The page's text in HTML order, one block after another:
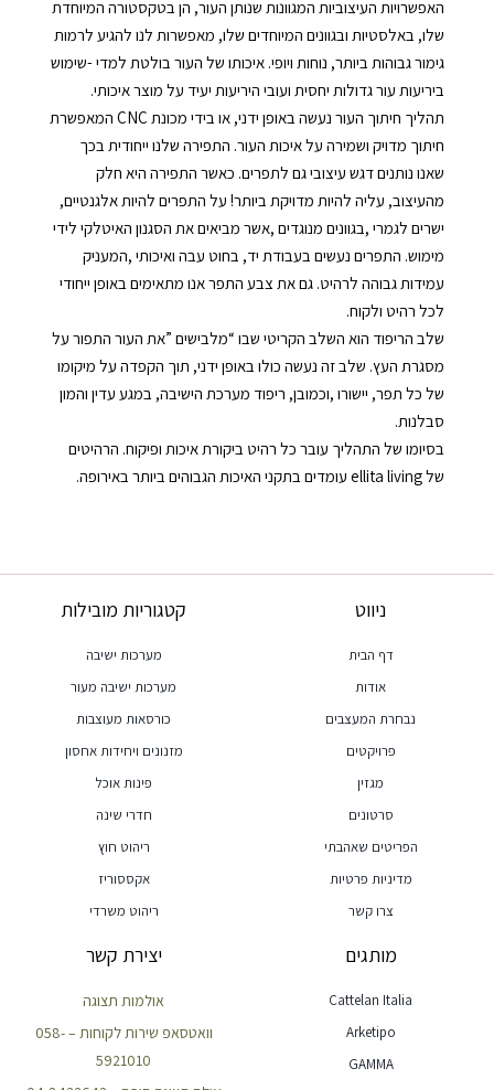
האפשרויות‭ ‬העיצוביות‭ ‬המגוונות‭ ‬שנותן‭ ‬העור‭,‬ הן‭ ‬בטקסטורה‭ ‬המיוחדת‭
‬שלו‭,‬ באלסטיות‭ ‬ובגוונים‭ ‬המיוחדים‭ ‬שלו‭,‬ מאפשרות‭ ‬לנו‭ ‬להגיע‭ ‬לרמות‭
‬גימור‭ ‬גבוהות‭ ‬ביותר‭,‬ נוחות‭ ‬ויופי‭ .‬איכותו‭ ‬של‭ ‬העור‭ ‬בולטת‭ ‬למדי‭- ‬שימוש‭
‬ביריעות‭ ‬עור גדולות‭ ‬יחסית‭ ‬ועובי‭ ‬היריעות‭ ‬יעיד‭ ‬על‭ ‬מוצר‭ ‬איכותי‭.‬
תהליך‭ ‬חיתוך‭ ‬העור‭ ‬נעשה‭ ‬באופן‭ ‬ידני‭,‬ או‭ ‬בידי‭ ‬מכונת‭ ‬CNC‭ ‬המאפשרת‭
‬שאנו‭ ‬נותנים‭ ‬דגש‭ ‬עיצובי‭ ‬גם‭ ‬לתפרים‭.‬ כאשר‭ ‬התפירה‭ ‬היא‭ ‬חלק‭
ישרים‭ ‬לגמרי‭, ‬בגוונים‭ ‬מנוגדים‭, ‬אשר‭ ‬מביאים‭ ‬את‭ ‬הסגנון‭ ‬האיטלקי‭ ‬לידי‭
‬מימוש‭.‬ התפרים‭ ‬נעשים‭ ‬בעבודת‭ ‬יד‭,‬ בחוט‭ ‬עבה‭ ‬ואיכותי‭, ‬המעניק‭
‬עמידות‭ ‬גבוהה‭ ‬לרהיט‭.‬ גם‭ ‬את‭ ‬צבע‭ ‬התפר‭ ‬אנו‭ ‬מתאימים‭ ‬באופן‭ ‬ייחודי‭
‬לכל‭ ‬רהיט‭ ‬ולקוח‭.‬
שלב‭ ‬הריפוד‭ ‬הוא‭ ‬השלב‭ ‬הקריטי‭ ‬שבו‭ ‬“מלבישים‮”‬‭ ‬את‭ ‬העור‭ ‬התפור‭ ‬על‭
‬מסגרת‭ ‬העץ‭.‬ שלב‭ ‬זה‭ ‬נעשה‭ ‬כולו‭ ‬באופן‭ ‬ידני‭,‬ תוך‭ ‬הקפדה‭ ‬על‭ ‬מיקומו‭
‬של‭ ‬כל‭ ‬תפר‭,‬ יישורו‭, ‬וכמובן‭,‬ ריפוד‭ ‬מערכת‭ ‬הישיבה‭ ,‬במגע‭ ‬עדין‭ ‬והמון‭
‬סבלנות‭.‬
בסיומו‭ ‬של‭ ‬התהליך‭ ‬עובר‭ ‬כל‭ ‬רהיט‭ ‬ביקורת‭ ‬איכות‭ ‬ופיקוח‭.‬ הרהיטים‭
‬של ‭ ‬ellita livingעומדים‭ ‬בתקני‭ ‬האיכות‭ ‬הגבוהים‭ ‬ביותר‭ ‬באירופה‭.‬
ניווט
דף הבית
אודות
נבחרת המעצבים
פרויקטים
מגזין
סרטונים
הפריטים שאהבתי
מדיניות פרטיות
צרו קשר
קטגוריות מובילות
מערכות ישיבה
מערכות ישיבה מעור
כורסאות מעוצבות
מזנונים ויחידות אחסון
פינות אוכל
חדרי שינה
ריהוט חוץ
אקססוריז
ריהוט משרדי
מותגים
Cattelan Italia
Arketipo
GAMMA
יצירת קשר
אולמות תצוגה
וואטסאפ שירות לקוחות – 058-
5921010